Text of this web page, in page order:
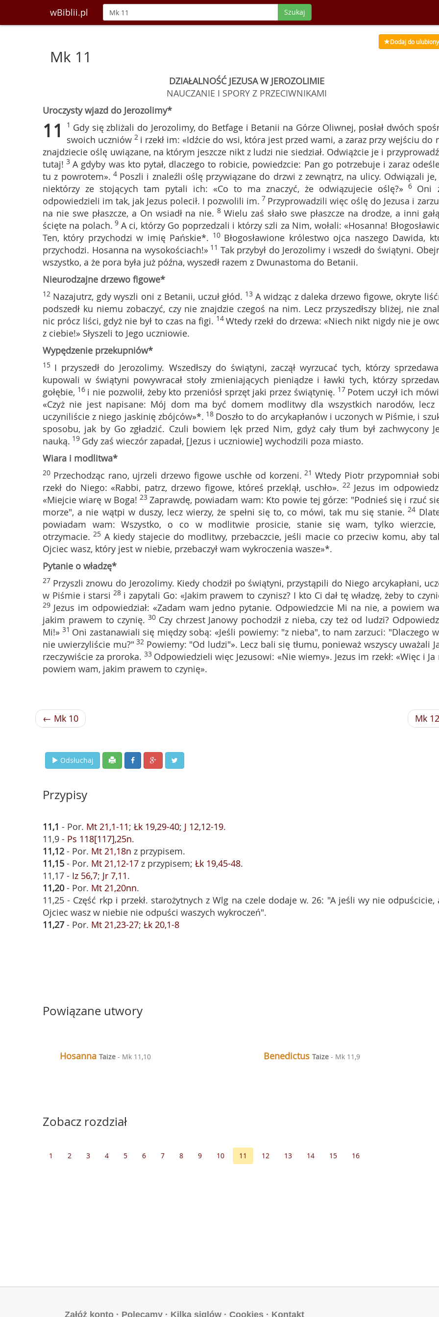
wBiblii.pl Szukaj
Dodaj do
Mk 11
DZIAŁALNOŚĆ JEZUSA W JEROZOLIMIE
NAUCZANIE I SPORY Z PRZECIWNIKAMI
Uroczysty wjazd do Jerozolimy*
11 1 Gdy się zbliżali do Jerozolimy, do Betfage i Betanii na Górze Oliwnej, posłał dwóch
swoich uczniów 2 i rzekł im: «Idźcie do wsi, która jest przed wami, a zaraz przy wejściu do
znajdziecie oślę uwiązane, na którym jeszcze nikt z ludzi nie siedział. Odwiążcie je i
tutaj! 3 A gdyby was kto pytał, dlaczego to robicie, powiedzcie: Pan go potrzebuje i zaraz
tu z powrotem». 4 Poszli i znaleźli oślę przywiązane do drzwi z zewnątrz, na ulicy. Odwiązali je,
niektórzy ze stojących tam pytali ich: «Co to ma znaczyć, że odwiązujecie oślę?» 6 Oni
odpowiedzieli im tak, jak Jezus polecił. I pozwolili im. 7 Przyprowadzili więc oślę do Jezusa i
na nie swe płaszcze, a On wsiadł na nie. 8Wielu zaś słało swe płaszcze na drodze, a inni
ścięte na polach. 9 A ci, którzy Go poprzedzali i którzy szli za Nim, wołali: «Hosanna!
Ten, który przychodzi w imię Pańskie*. 10 Błogosławione królestwo ojca naszego Dawida,
przychodzi. Hosanna na wysokościach!» 11 Tak przybył do Jerozolimy i wszedł do świątyni.
wszystko, a że pora była już późna, wyszedł razem z Dwunastoma do Betanii.
Nieurodzajne drzewo figowe*
12 Nazajutrz, gdy wyszli oni z Betanii, uczuł głód. 13 A widząc z daleka drzewo figowe, okryte
podszedł ku niemu zobaczyć, czy nie znajdzie czegoś na nim. Lecz przyszedłszy bliżej, nie
nic prócz liści, gdyż nie był to czas na figi. 14Wtedy rzekł do drzewa: «Niech nikt nigdy nie je
z ciebie!» Słyszeli to Jego uczniowie.
Wypędzenie przekupniów*
15 I przyszedł do Jerozolimy. Wszedłszy do świątyni, zaczął wyrzucać tych, którzy
kupowali w świątyni powywracał stoły zmieniających pieniądze i ławki tych, którzy
gołębie, 16 i nie pozwolił, żeby kto przeniósł sprzęt jaki przez świątynię. 17 Potem uczył ich
«Czyż nie jest napisane: Mój dom ma być domem modlitwy dla wszystkich narodów, lecz
uczyniliście z niego jaskinię zbójców»*. 18 Doszło to do arcykapłanów i uczonych w Piśmie, i
sposobu, jak by Go zgładzić. Czuli bowiem lęk przed Nim, gdyż cały tłum był zachwycony
nauką. 19 Gdy zaś wieczór zapadał, [Jezus i uczniowie] wychodzili poza miasto.
Wiara i modlitwa*
20 Przechodząc rano, ujrzeli drzewo figowe uschłe od korzeni. 21Wtedy Piotr przypomniał
rzekł do Niego: «Rabbi, patrz, drzewo figowe, któreś przeklął, uschło». 22 Jezus im
«Miejcie wiarę w Boga! 23 Zaprawdę, powiadam wam: Kto powie tej górze: "Podnieś się i rzuć
morze", a nie wątpi w duszy, lecz wierzy, że spełni się to, co mówi, tak mu się stanie. 24
powiadam wam: Wszystko, o co w modlitwie prosicie, stanie się wam, tylko wierzcie,
otrzymacie. 25 A kiedy stajecie do modlitwy, przebaczcie, jeśli macie co przeciw komu, aby
Ojciec wasz, który jest w niebie, przebaczył wam wykroczenia wasze»*.
Pytanie o władzę*
27 Przyszli znowu do Jerozolimy. Kiedy chodził po świątyni, przystąpili do Niego arcykapłani,
w Piśmie i starsi 28 i zapytali Go: «Jakim prawem to czynisz? I kto Ci dał tę władzę, żeby to
29 Jezus im odpowiedział: «Zadam wam jedno pytanie. Odpowiedzcie Mi na nie, a powiem
jakim prawem to czynię. 30 Czy chrzest Janowy pochodził z nieba, czy też od ludzi?
Mi!» 31 Oni zastanawiali się między sobą: «Jeśli powiemy: "z nieba", to nam zarzuci: "Dlaczego
nie uwierzyliście mu?" 32 Powiemy: "Od ludzi"». Lecz bali się tłumu, ponieważ wszyscy uważali
rzeczywiście za proroka. 33 Odpowiedzieli więc Jezusowi: «Nie wiemy». Jezus im rzekł: «Więc i Ja
powiem wam, jakim prawem to czynię».
← Mk 10 Mk
Odsłuchaj
Przypisy
11,1 - Por. Mt 21,1-11; Łk 19,29-40; J 12,12-19.
11,9 - Ps 118[117],25n.
11,12 - Por. Mt 21,18n z przypisem.
11,15 - Por. Mt 21,12-17 z przypisem; Łk 19,45-48.
11,17 - Iz 56,7; Jr 7,11.
11,20- Por. Mt 21,20nn.
11,25 - Część rkp i przekł. starożytnych z Wlg na czele dodaje w. 26: "A jeśli wy nie odpuścicie,
Ojciec wasz w niebie nie odpuści waszych wykroczeń".
11,27- Por. Mt 21,23-27; Łk 20,1-8
Powiązane utwory
Hosanna Taize - Mk 11,10 BenedictusTaize - Mk 11,9
Zobacz rozdział
1 2 3 4 5 6 7 8 9 10 11 12 13 14 15 16
Załóż konto · Polecamy · Kilka siglów · Cookies · Kontakt